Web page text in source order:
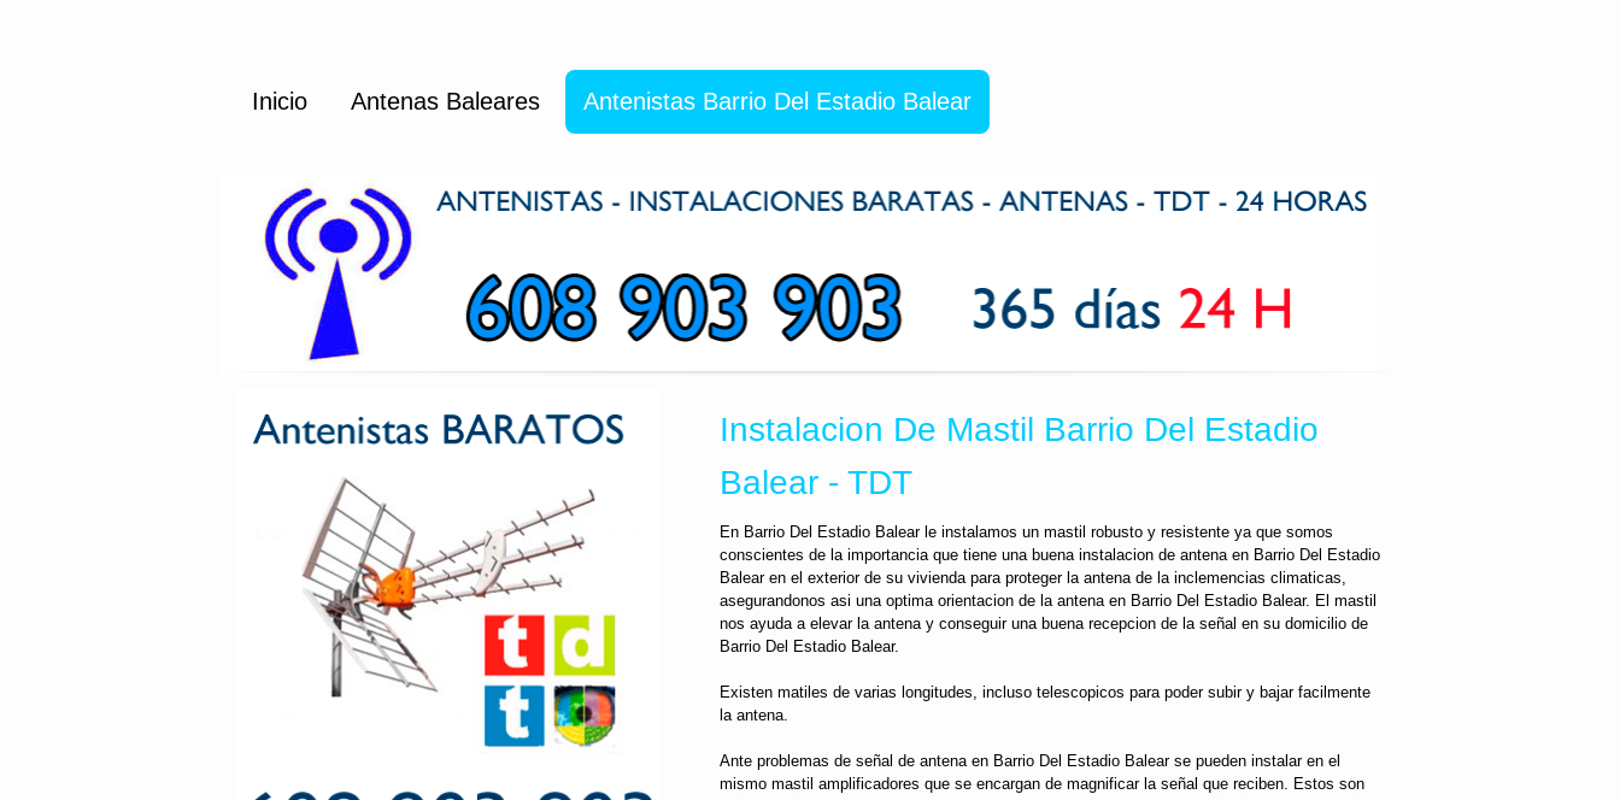
Inicio Antenas Baleares Antenistas Barrio Del Estadio Balear
Instalacion De Mastil Barrio Del Estadio
Balear - TDT
En Barrio Del Estadio Balear le instalamos un mastil robusto y resistente ya que somos
conscientes de la importancia que tiene una buena instalacion de antena en Barrio Del Estadio
Balear en el exterior de su vivienda para proteger la antena de la inclemencias climaticas,
asegurandonos asi una optima orientacion de la antena en Barrio Del Estadio Balear. El mastil
nos ayuda a elevar la antena y conseguir una buena recepcion de la señal en su domicilio de
Barrio Del Estadio Balear.
Existen matiles de varias longitudes, incluso telescopicos para poder subir y bajar facilmente
la antena.
Ante problemas de señal de antena en Barrio Del Estadio Balear se pueden instalar en el
mismo mastil amplificadores que se encargan de magnificar la señal que reciben. Estos son